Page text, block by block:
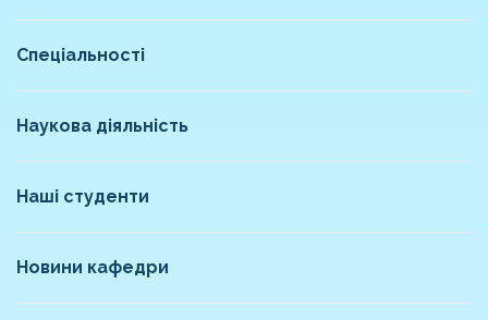
Спеціальності
Наукова діяльність
Наші студенти
Новини кафедри